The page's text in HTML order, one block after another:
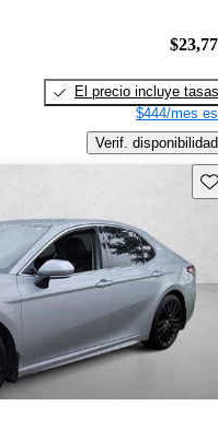
El precio incluye tasas
$444/mes
Verif. disponibilidad